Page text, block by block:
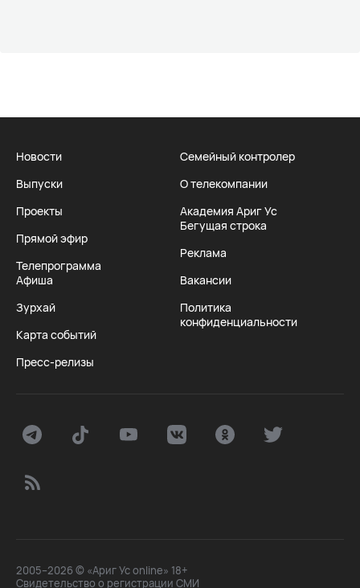
Новости
Выпуски
Проекты
Прямой эфир
Телепрограмма
Афиша
Зурхай
Карта событий
Пресс-релизы
Семейный контролер
О телекомпании
Академия Ариг Ус
Бегущая строка
Реклама
Вакансии
Политика
конфиденциальности
2005–2026 © «Ариг Ус online» 18+
Свидетельство о регистрации СМИ